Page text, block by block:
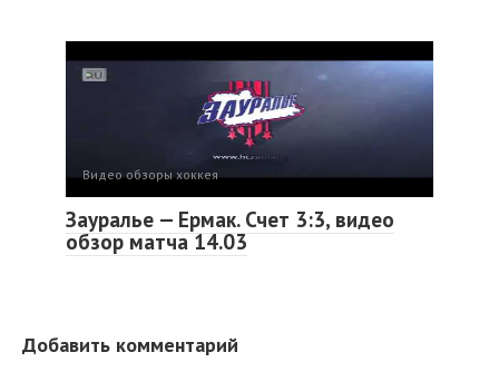
Видео обзоры хоккея
Зауралье — Ермак. Счет 3:3, видео
обзор матча 14.03
Добавить комментарий